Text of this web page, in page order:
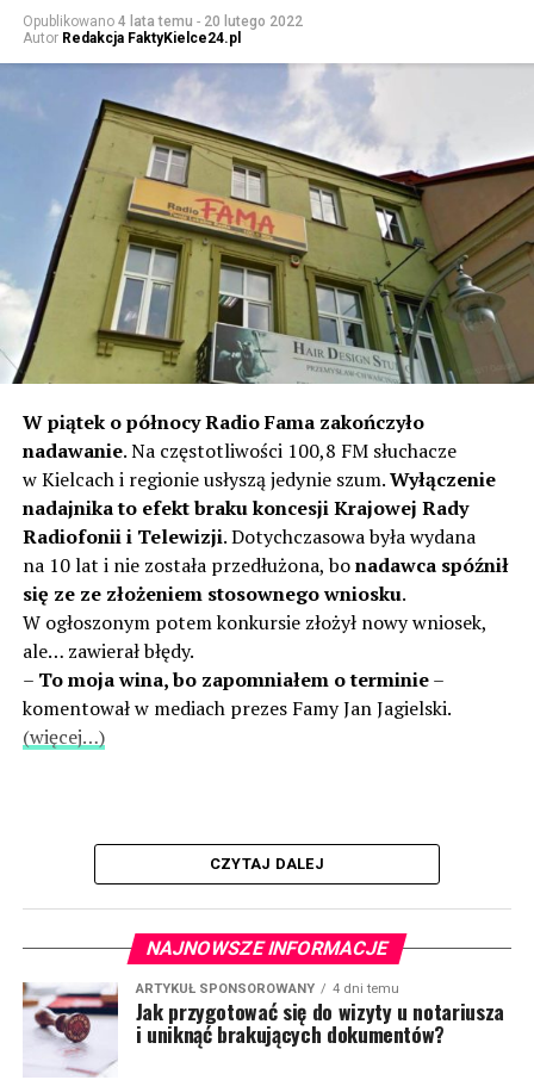
Opublikowano 4 lata temu - 20 lutego 2022
Autor Redakcja FaktyKielce24.pl
W piątek o północy Radio Fama zakończyło
nadawanie. Na częstotliwości 100,8 FM słuchacze
w Kielcach i regionie usłyszą jedynie szum.Wyłączenie
nadajnika to efekt braku koncesji Krajowej Rady
Radiofonii i Telewizji. Dotychczasowa była wydana
na 10 lat i nie została przedłużona, bonadawca spóźnił
się ze ze złożeniem stosownego wniosku.
W ogłoszonym potem konkursie złożył nowy wniosek,
ale… zawierał błędy.
– To moja wina, bo zapomniałem o terminie–
komentował w mediach prezes Famy Jan Jagielski.
(więcej…)
CZYTAJ DALEJ
NAJNOWSZE INFORMACJE
ARTYKUŁ SPONSOROWANY 4 dni temu
Jak przygotować się do wizyty u notariusza
i uniknąć brakujących dokumentów?